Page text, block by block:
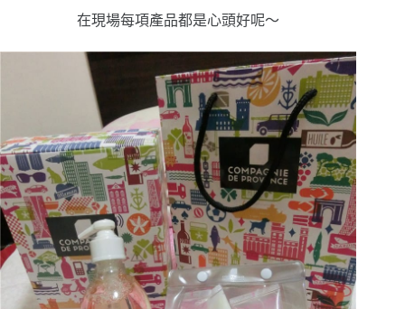
在現場每項產品都是心頭好呢～